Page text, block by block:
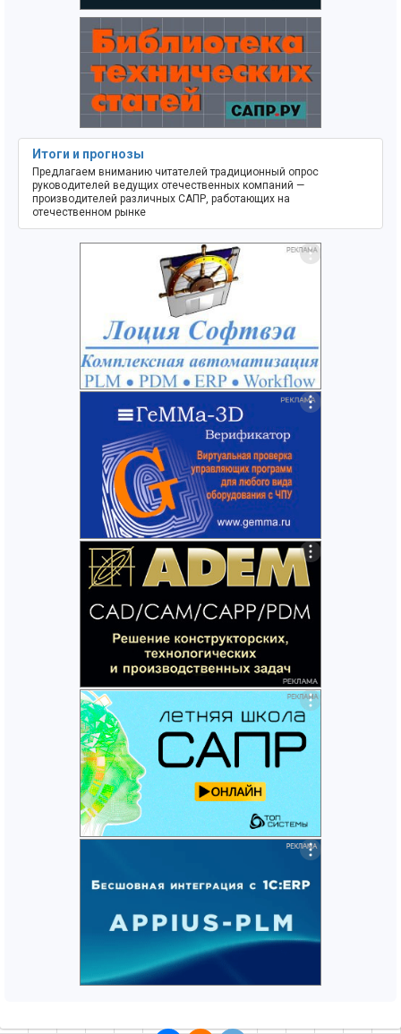
Итоги и прогнозы
Предлагаем вниманию читателей традиционный опрос
руководителей ведущих отечественных компаний —
производителей различных САПР, работающих на
отечественном рынке